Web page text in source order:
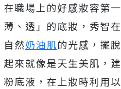
在職場上的好感妝容第
薄、透」的底妝，秀智
自然奶油肌的光感，擺
起來就像是天生美肌，
粉底液，在上妝時利用